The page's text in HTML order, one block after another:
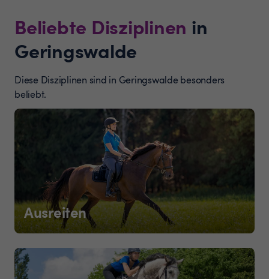
Beliebte Disziplinen in
Geringswalde
Diese Disziplinen sind in Geringswalde besonders
beliebt.
Ausreiten